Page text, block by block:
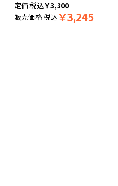
税込￥3,300
販売価格税込 ￥3,245